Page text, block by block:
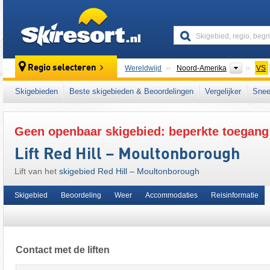
Regio selecteren Wereldwijd Noord-Amerika VS
Dit skigebied ligt ook in: New England
Skigebieden Beste skigebieden & Beoordelingen Vergelijker
Geen openbaar skigebied: beperkte toegang
Lift Red Hill – Moultonborough
Lift van het skigebied Red Hill – Moultonborough
Skigebied Beoordeling Weer Accommodaties Reisinformatie
Contact met de liften